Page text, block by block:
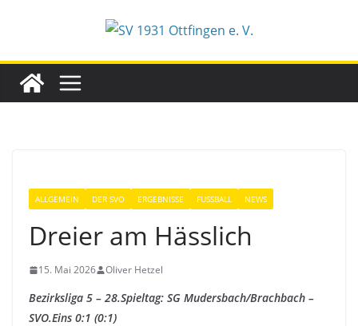
ALLGEMEIN DER SVO ERGEBNISSE FUSSBALL NEWS
Dreier am Hässlich
15. Mai 2026 Oliver Hetzel
Bezirksliga 5 – 28.Spieltag: SG Mudersbach/Brachbach –
SVO.Eins 0:1 (0:1)